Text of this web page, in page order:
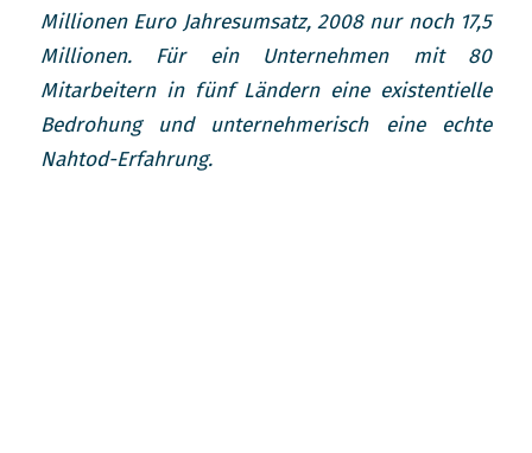
Millionen Euro Jahresumsatz, 2008 nur noch 17,5
Millionen. Für ein Unternehmen mit 80
Mitarbeitern in fünf Ländern eine existentielle
Bedrohung und unternehmerisch eine echte
Nahtod-Erfahrung.